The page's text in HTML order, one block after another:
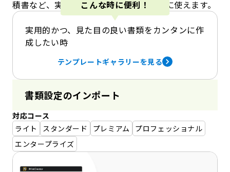
積書など、実用的なテンプレートをすぐに使えます。
こんな時に便利！
実用的かつ、見た目の良い書類をカンタンに作
成したい時
テンプレートギャラリーを見る
書類設定のインポート
対応コース
ライト
スタンダード プレミアム
プロフェッショナル
エンタープライズ